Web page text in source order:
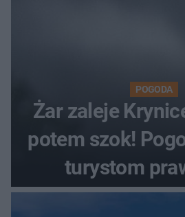
POGODA
Żar zaleje
potem szok!
turystom